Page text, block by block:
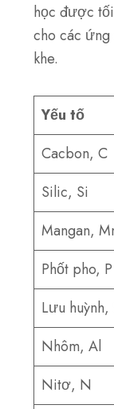
học được
cho các
khe.
Yếu tố
Cacbon, C
Silic, Si
Mangan,
Phốt pho, P
Lưu huỳnh,
Nhôm, Al
Nitơ, N